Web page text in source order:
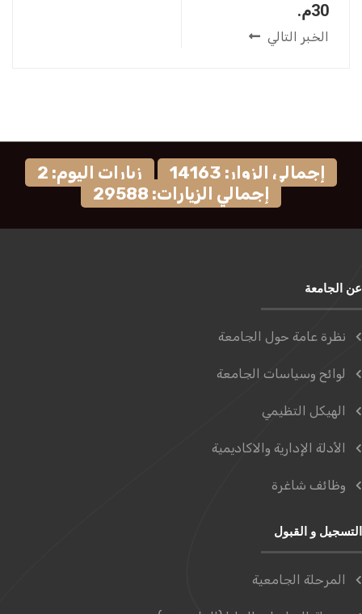
30م.
الخبر التالي
إجمالي الزوار: 14163
زيارات اليوم: 2
إجمالي الزيارات: 29588
عن الجامعة
نظرة عامة حول الجامعة
لوائح وسياسات الجامعة
الهيكل التظيمي
الأدلة الإدارية والاكاديمية
وظائف شاغرة
التسجيل و القبول
المرحلة الجامعية